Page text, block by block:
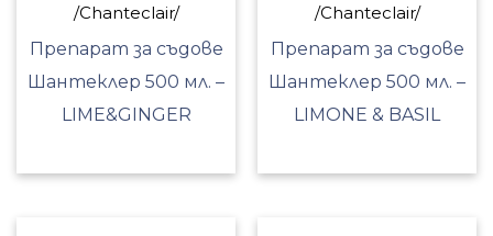
/Chanteclair/
Препарат за съдове
Шантеклер 500 мл. –
LIME&GINGER
/Chanteclair/
Препарат за съдове
Шантеклер 500 мл. –
LIMONE & BASIL